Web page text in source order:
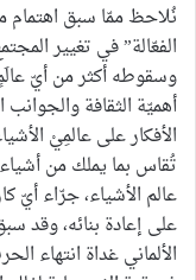
نُلاحظ ممّا سبق اهتمام
الفعّالة” في تغيير
وسقوطه أكثر من أيّ
أهميّة الثقافة
الأفكار على عالمِيْ
تُقاس بما يملك من أشياء
عالم الأشياء، جرّاء أيّ
على إعادة بنائه، وقد
الألماني غداة انتهاء